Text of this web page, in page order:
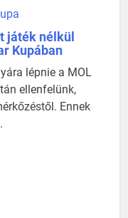
játék nélkül
Kupában
lépnie a MOL
ellenfelünk,
Ennek